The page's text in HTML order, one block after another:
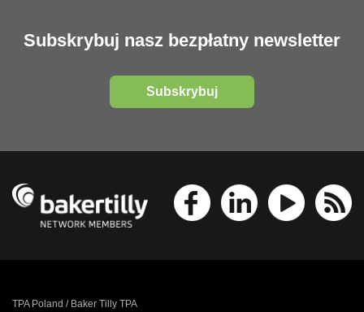
Subskrybuj nasz bezpłatny newsletter
Subskrybuj
TPA Poland / Baker Tilly TPA